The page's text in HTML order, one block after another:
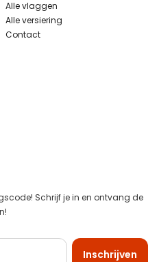
Alle vlaggen
Alle versiering
Contact
Schrijf je in en ontvang de
Inschrijven